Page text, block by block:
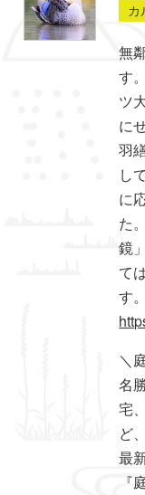
カ
無
す
ツ
に
羽
し
に
た
鏡
て
す。
＼
名
宅
ど
最
『